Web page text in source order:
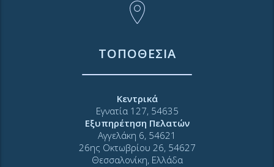
ΤΟΠΟΘΕΣΙΑ
Κεντρικά
Εγνατία 127, 54635
Εξυπηρέτηση Πελατών
Αγγελάκη 6, 54621
26ης Οκτωβρίου 26, 54627
Θεσσαλονίκη, Ελλάδα